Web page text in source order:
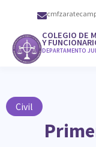
COLEGIO DE
Y
DEPARTAMENTO
Civil